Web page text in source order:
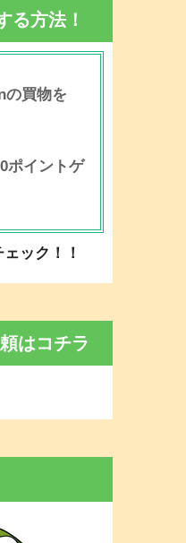
る方法！
の買物を
ポイントゲ
ック！！
はコチラ